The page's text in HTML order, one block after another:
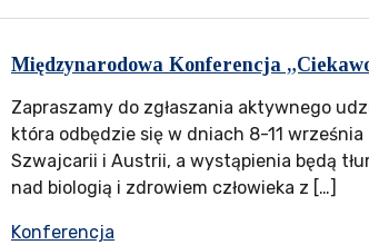
Międzynarodowa Konferencja
Zapraszamy do zgłaszania aktywnego
która odbędzie się w dniach 8-11
Szwajcarii i Austrii, a wystąpienia będą
nad biologią i zdrowiem człowieka z […]
Konferencja